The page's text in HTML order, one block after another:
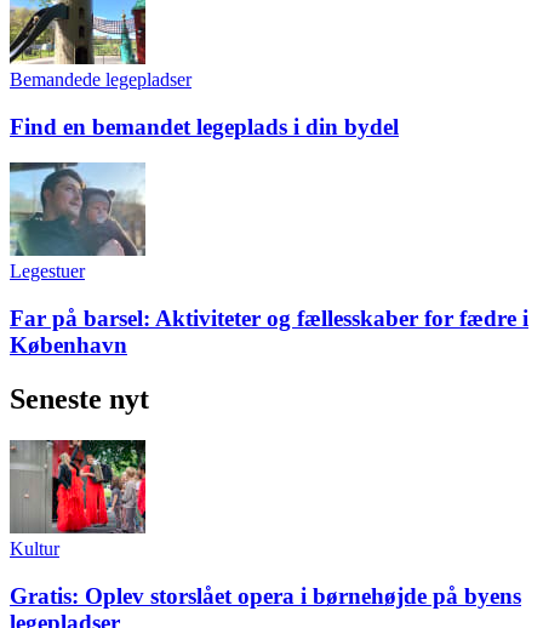
Bemandede legepladser
Find en bemandet legeplads i din bydel
Legestuer
Far på barsel: Aktiviteter og fællesskaber for fædre i
København
Seneste nyt
Kultur
Gratis: Oplev storslået opera i børnehøjde på byens
legepladser